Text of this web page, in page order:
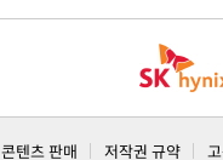
콘텐츠 판매 저작권 규약